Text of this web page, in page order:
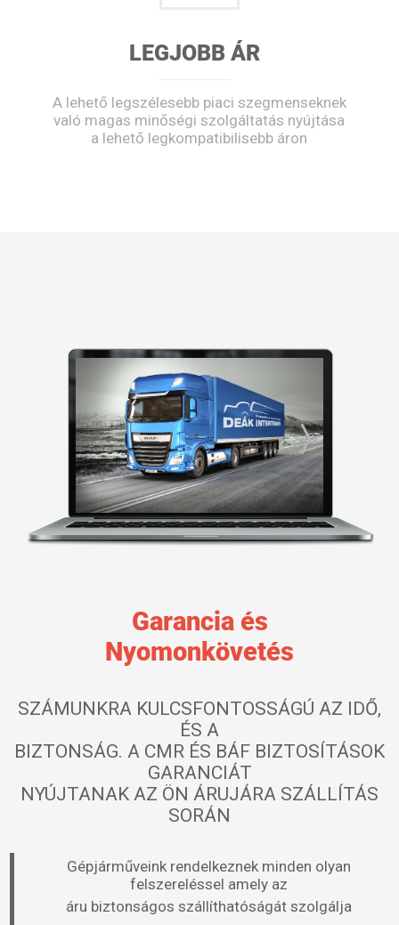
LEGJOBB ÁR
A lehető legszélesebb piaci szegmenseknek
való magas minőségi szolgáltatás nyújtása
a lehető legkompatibilisebb áron
Garancia és
Nyomonkövetés
SZÁMUNKRA KULCSFONTOSSÁGÚ AZ IDŐ,
ÉS A
BIZTONSÁG. A CMR ÉS BÁF BIZTOSÍTÁSOK
GARANCIÁT
NYÚJTANAK AZ ÖN ÁRUJÁRA SZÁLLÍTÁS
SORÁN
Gépjárműveink rendelkeznek minden olyan
felszereléssel amely az
áru biztonságos szállíthatóságát szolgálja